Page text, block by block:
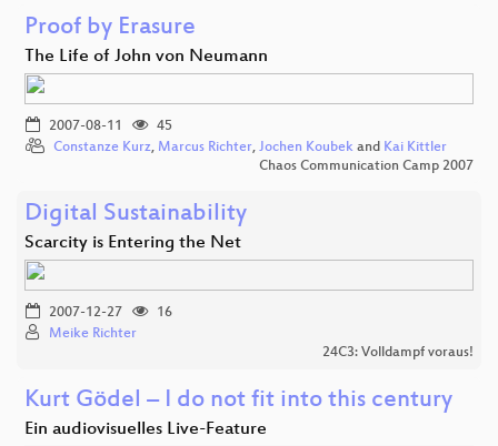
Proof by Erasure
The Life of John von Neumann
2007-08-11
45
Constanze Kurz, Marcus Richter, Jochen Koubek and Kai Kittler
Chaos Communication Camp 2007
Digital Sustainability
Scarcity is Entering the Net
2007-12-27
16
Meike Richter
24C3: Volldampf voraus!
Kurt Gödel – I do not fit into this century
Ein audiovisuelles Live-Feature